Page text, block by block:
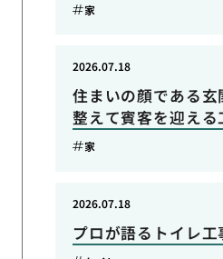
家
住まいの顔である
整えて賓客を迎える
2026.07.18
家
プロが語るトイレ
2026.07.18